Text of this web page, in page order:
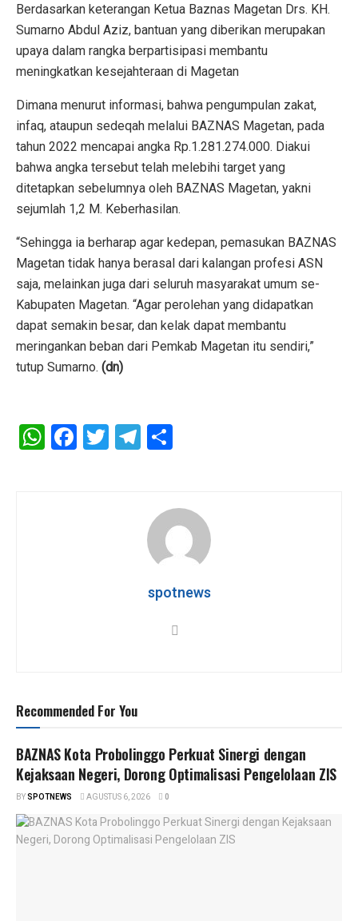
Berdasarkan keterangan Ketua Baznas Magetan Drs. KH.
Sumarno Abdul Aziz, bantuan yang diberikan merupakan
upaya dalam rangka berpartisipasi membantu
meningkatkan kesejahteraan di Magetan
Dimana menurut informasi, bahwa pengumpulan zakat,
infaq, ataupun sedeqah melalui BAZNAS Magetan, pada
tahun 2022 mencapai angka Rp.1.281.274.000. Diakui
bahwa angka tersebut telah melebihi target yang
ditetapkan sebelumnya oleh BAZNAS Magetan, yakni
sejumlah 1,2 M. Keberhasilan.
“Sehingga ia berharap agar kedepan, pemasukan BAZNAS
Magetan tidak hanya berasal dari kalangan profesi ASN
saja, melainkan juga dari seluruh masyarakat umum se-
Kabupaten Magetan. “Agar perolehan yang didapatkan
dapat semakin besar, dan kelak dapat membantu
meringankan beban dari Pemkab Magetan itu sendiri,”
tutup Sumarno. (dn)
W
h
F
a
T
wi
T
el
gr
a
m
e
spotnews
Recommended For You
BAZNAS Kota Probolinggo Perkuat Sinergi dengan
Kejaksaan Negeri, Dorong Optimalisasi Pengelolaan ZIS
BYSPOTNEWS AGUSTUS 6, 2026 0